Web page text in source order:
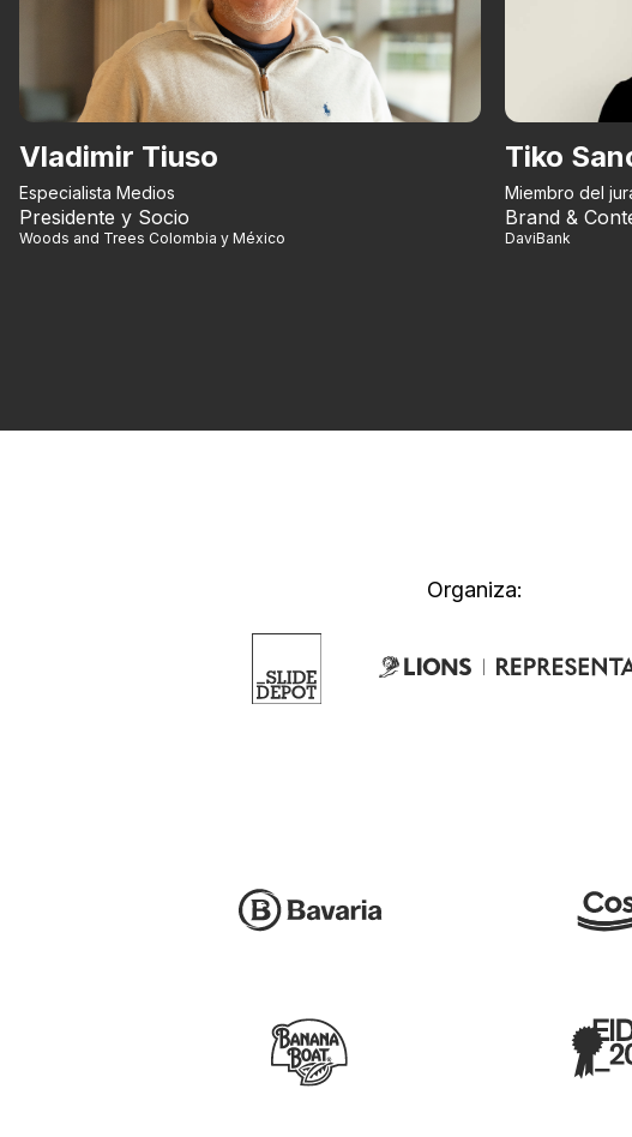
Vladimir Tiuso
Especialista Medios
Presidente y Socio
Woods and Trees Colombia y México
Tiko
Miembro del
Brand &
DaviBank
Organiza: